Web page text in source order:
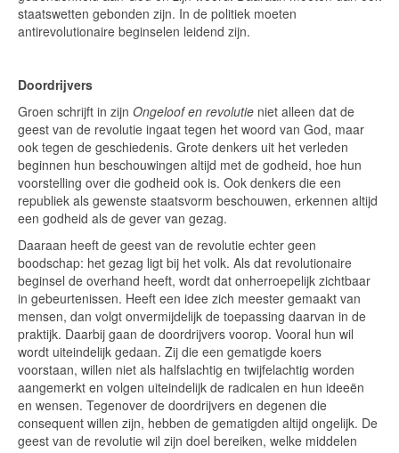
staatswetten gebonden zijn. In de politiek moeten
antirevolutionaire beginselen leidend zijn.
Doordrijvers
Groen schrijft in zijn Ongeloof en revolutie niet alleen dat de
geest van de revolutie ingaat tegen het woord van God, maar
ook tegen de geschiedenis. Grote denkers uit het verleden
beginnen hun beschouwingen altijd met de godheid, hoe hun
voorstelling over die godheid ook is. Ook denkers die een
republiek als gewenste staatsvorm beschouwen, erkennen altijd
een godheid als de gever van gezag.
Daaraan heeft de geest van de revolutie echter geen
boodschap: het gezag ligt bij het volk. Als dat revolutionaire
beginsel de overhand heeft, wordt dat onherroepelijk zichtbaar
in gebeurtenissen. Heeft een idee zich meester gemaakt van
mensen, dan volgt onvermijdelijk de toepassing daarvan in de
praktijk. Daarbij gaan de doordrijvers voorop. Vooral hun wil
wordt uiteindelijk gedaan. Zij die een gematigde koers
voorstaan, willen niet als halfslachtig en twijfelachtig worden
aangemerkt en volgen uiteindelijk de radicalen en hun ideeën
en wensen. Tegenover de doordrijvers en degenen die
consequent willen zijn, hebben de gematigden altijd ongelijk. De
geest van de revolutie wil zijn doel bereiken, welke middelen